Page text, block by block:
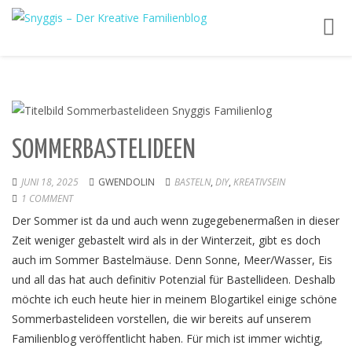
SOMMERBASTELIDEEN
JUNI 18, 2025 GWENDOLIN BASTELN, DIY, KREATIVSEIN
1 COMMENT
Der Sommer ist da und auch wenn zugegebenermaßen in dieser
Zeit weniger gebastelt wird als in der Winterzeit, gibt es doch
auch im Sommer Bastelmäuse. Denn Sonne, Meer/Wasser, Eis
und all das hat auch definitiv Potenzial für Bastellideen. Deshalb
möchte ich euch heute hier in meinem Blogartikel einige schöne
Sommerbastelideen vorstellen, die wir bereits auf unserem
Familienblog veröffentlicht haben. Für mich ist immer wichtig,